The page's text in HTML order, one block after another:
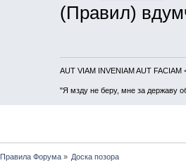
(Правил)
AUT VIAM INVENIAM AUT FACIAM
"Я мзду не беру, мне за державу
Правила Форума» Доска позора